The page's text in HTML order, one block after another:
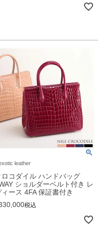
leather
ロコダイル ハンドバッグ
ショルダーベルト付き レ
ィース 4FA 保証書付き
税込